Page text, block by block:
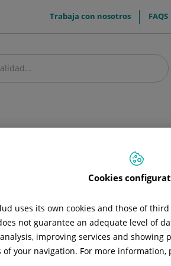
menuTop
Trabaja con nosotros FAQS
Cookies
uses its own cookies and those of
not guarantee an adequate level of
improving services and showing
of your navigation. For more information,